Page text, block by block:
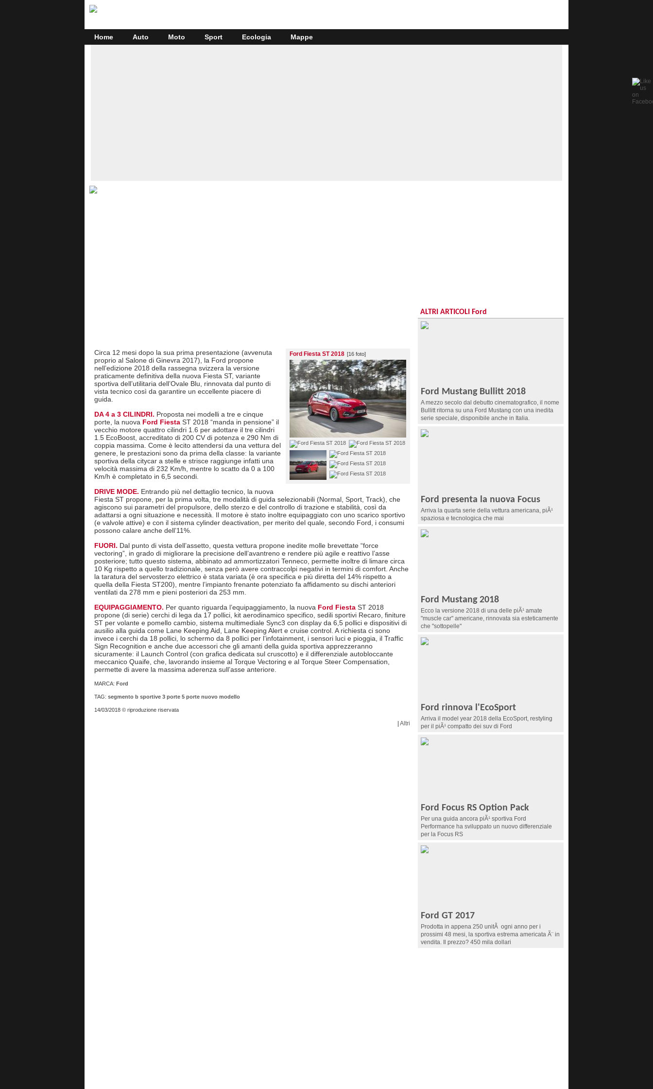
Home Auto Moto Sport Ecologia Mappe
Ford Fiesta ST 2018 [16 foto]
Circa 12 mesi dopo la sua prima presentazione (avvenuta
proprio al Salone di Ginevra 2017), la Ford propone
nell’edizione 2018 della rassegna svizzera la versione
praticamente definitiva della nuova Fiesta ST, variante
sportiva dell’utilitaria dell’Ovale Blu, rinnovata dal punto di
vista tecnico così da garantire un eccellente piacere di
guida.
DA 4 a 3 CILINDRI. Proposta nei modelli a tre e cinque
porte, la nuova Ford FiestaST 2018 “manda in pensione” il
vecchio motore quattro cilindri 1.6 per adottare il tre cilindri
1.5 EcoBoost, accreditato di 200 CV di potenza e 290 Nm di
coppia massima. Come è lecito attendersi da una vettura del
genere, le prestazioni sono da prima della classe: la variante
sportiva della citycar a stelle e strisce raggiunge infatti una
velocità massima di 232 Km/h, mentre lo scatto da 0 a 100
Km/h è completato in 6,5 secondi.
DRIVE MODE. Entrando più nel dettaglio tecnico, la nuova
Fiesta ST propone, per la prima volta, tre modalità di guida selezionabili (Normal, Sport, Track), che
agiscono sui parametri del propulsore, dello sterzo e del controllo di trazione e stabilità, così da
adattarsi a ogni situazione e necessità. Il motore è stato inoltre equipaggiato con uno scarico sportivo
(e valvole attive) e con il sistema cylinder deactivation, per merito del quale, secondo Ford, i consumi
possono calare anche dell’11%.
FUORI. Dal punto di vista dell’assetto, questa vettura propone inedite molle brevettate “force
vectoring”, in grado di migliorare la precisione dell’avantreno e rendere più agile e reattivo l’asse
posteriore; tutto questo sistema, abbinato ad ammortizzatori Tenneco, permette inoltre di limare circa
10 Kg rispetto a quello tradizionale, senza però avere contraccolpi negativi in termini di comfort. Anche
la taratura del servosterzo elettrico è stata variata (è ora specifica e più diretta del 14% rispetto a
quella della Fiesta ST200), mentre l’impianto frenante potenziato fa affidamento su dischi anteriori
ventilati da 278 mm e pieni posteriori da 253 mm.
EQUIPAGGIAMENTO. Per quanto riguarda l’equipaggiamento, la nuova Ford FiestaST 2018
propone (di serie) cerchi di lega da 17 pollici, kit aerodinamico specifico, sedili sportivi Recaro, finiture
ST per volante e pomello cambio, sistema multimediale Sync3 con display da 6,5 pollici e dispositivi di
ausilio alla guida come Lane Keeping Aid, Lane Keeping Alert e cruise control. A richiesta ci sono
invece i cerchi da 18 pollici, lo schermo da 8 pollici per l’infotainment, i sensori luci e pioggia, il Traffic
Sign Recognition e anche due accessori che gli amanti della guida sportiva apprezzeranno
sicuramente: il Launch Control (con grafica dedicata sul cruscotto) e il differenziale autobloccante
meccanico Quaife, che, lavorando insieme al Torque Vectoring e al Torque Steer Compensation,
permette di avere la massima aderenza sull’asse anteriore.
MARCA: Ford
TAG: segmento b sportive 3 porte 5 porte nuovo modello
14/03/2018 © riproduzione riservata
Altri
ALTRI ARTICOLI Ford
Ford Mustang Bullitt 2018
A mezzo secolo dal debutto cinematografico, il nome
Bullitt ritorna su una Ford Mustang con una inedita
serie speciale, disponibile anche in Italia.
Ford presenta la nuova Focus
Arriva la quarta serie della vettura americana, piÃ¹
spaziosa e tecnologica che mai
Ford Mustang 2018
Ecco la versione 2018 di una delle piÃ¹ amate
"muscle car" americane, rinnovata sia esteticamente
che "sottopelle"
Ford rinnova l'EcoSport
Arriva il model year 2018 della EcoSport, restyling
per il piÃ¹ compatto dei suv di Ford
Ford Focus RS Option Pack
Per una guida ancora piÃ¹ sportiva Ford
Performance ha sviluppato un nuovo differenziale
per la Focus RS
Ford GT 2017
Prodotta in appena 250 unitÃ ogni anno per i
prossimi 48 mesi, la sportiva estrema americata Ã¨ in
vendita. Il prezzo? 450 mila dollari